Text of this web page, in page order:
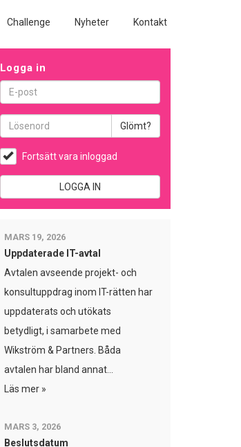
Challenge Nyheter Kontakt
Logga in
Glömt?
Fortsätt vara inloggad
LOGGA IN
MARS 19, 2026
Uppdaterade IT-avtal
Avtalen avseende projekt- och
konsultuppdrag inom IT-rätten har
uppdaterats och utökats
betydligt, i samarbete med
Wikström & Partners. Båda
avtalen har bland annat...
Läs mer »
MARS 3, 2026
Beslutsdatum